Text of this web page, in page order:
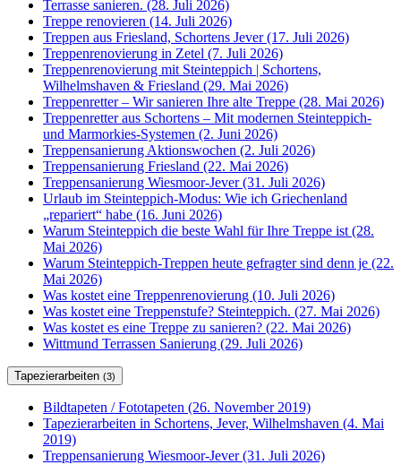
Terrasse sanieren. (28. Juli 2026)
Treppe renovieren (14. Juli 2026)
Treppen aus Friesland, Schortens Jever (17. Juli 2026)
Treppenrenovierung in Zetel (7. Juli 2026)
Treppenrenovierung mit Steinteppich | Schortens,
Wilhelmshaven & Friesland (29. Mai 2026)
Treppenretter – Wir sanieren Ihre alte Treppe (28. Mai 2026)
Treppenretter aus Schortens – Mit modernen Steinteppich-
und Marmorkies-Systemen (2. Juni 2026)
Treppensanierung Aktionswochen (2. Juli 2026)
Treppensanierung Friesland (22. Mai 2026)
Treppensanierung Wiesmoor-Jever (31. Juli 2026)
Urlaub im Steinteppich-Modus: Wie ich Griechenland
„repariert“ habe (16. Juni 2026)
Warum Steinteppich die beste Wahl für Ihre Treppe ist (28.
Mai 2026)
Warum Steinteppich-Treppen heute gefragter sind denn je (22.
Mai 2026)
Was kostet eine Treppenrenovierung (10. Juli 2026)
Was kostet eine Treppenstufe? Steinteppich. (27. Mai 2026)
Was kostet es eine Treppe zu sanieren? (22. Mai 2026)
Wittmund Terrassen Sanierung (29. Juli 2026)
Tapezierarbeiten (3)
Bildtapeten / Fototapeten (26. November 2019)
Tapezierarbeiten in Schortens, Jever, Wilhelmshaven (4. Mai
2019)
Treppensanierung Wiesmoor-Jever (31. Juli 2026)